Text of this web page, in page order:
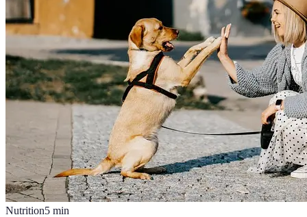
Nutrition5 min